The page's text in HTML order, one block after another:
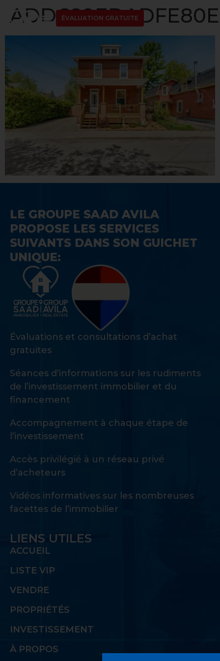
ÉVALUATION GRATUITE
LE GROUPE SAAD AVILA
PROPOSE LES SERVICES
SUIVANTS DANS SON GUICHET
UNIQUE:
Évaluations et consultations d’achat
gratuites
Séances d’informations sur les rudiments
de l’investissement immobilier et du
financement
Accompagnement à chaque étape de
l’investissement
Accès privilégié à un réseau privé
d’acheteurs
Vidéos informatives sur les nombreuses
facettes de l’immobilier
LIENS UTILES
ACCUEIL
LISTE VIP
VENDRE
PROPRIÉTÉS
INVESTISSEMENT
À PROPOS